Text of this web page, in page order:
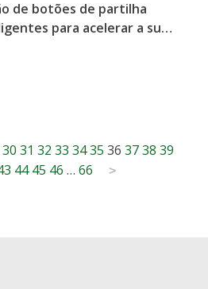
de botões de partilha
para acelerar a sua
30 31 32 33 3435 36 3738 39
44 45 46 … 66 >